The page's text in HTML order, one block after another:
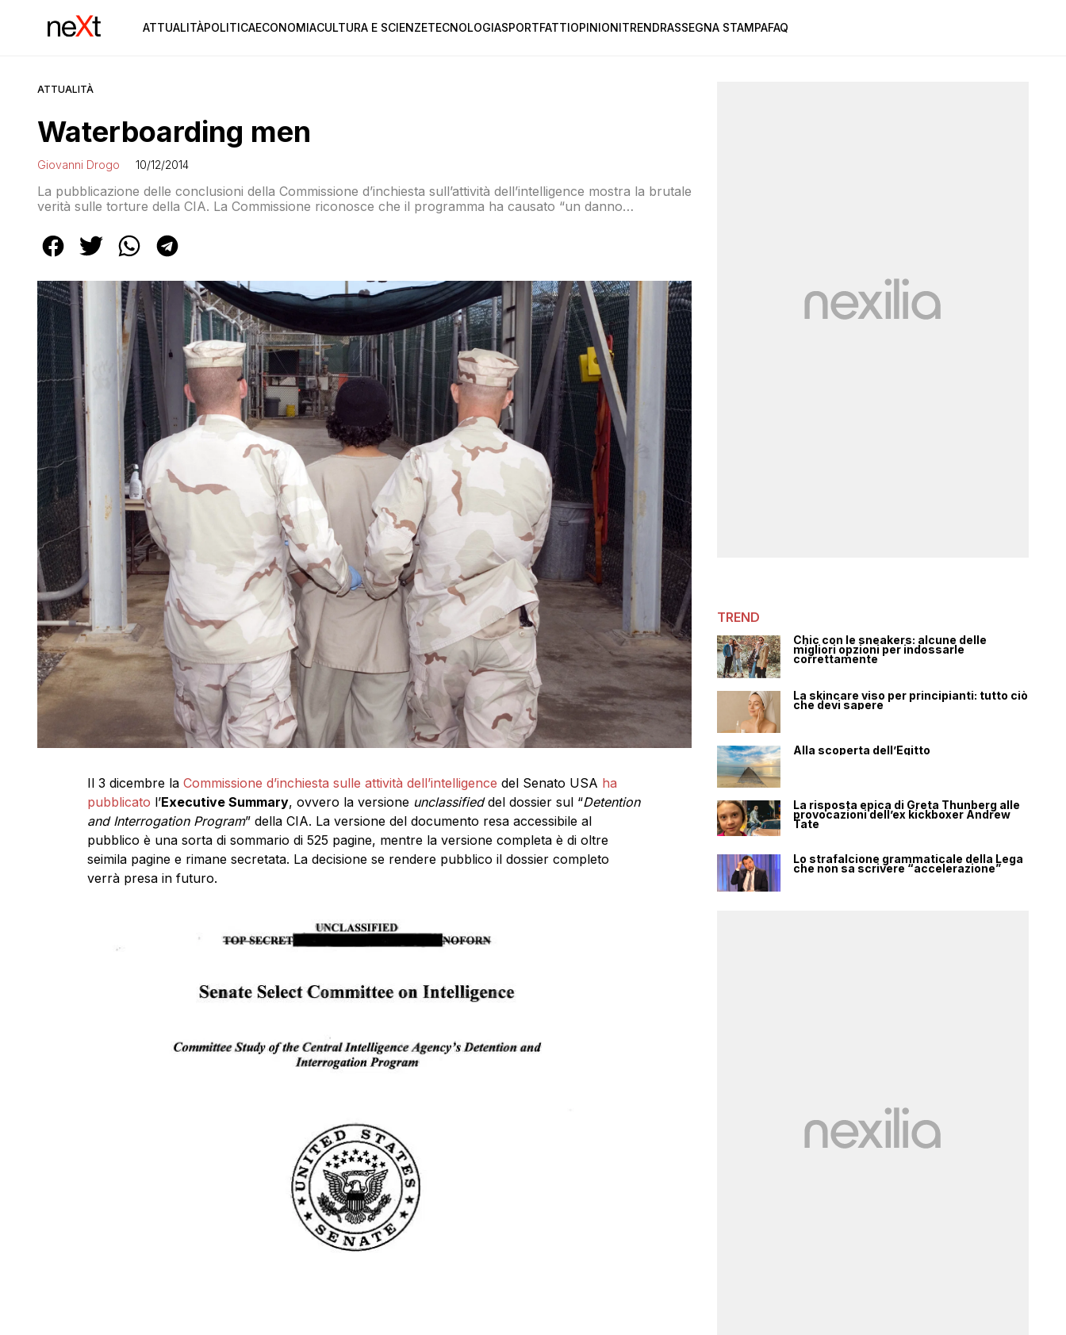
ATTUALITÀPOLITICAECONOMIACULTURA E SCIENZETECNOLOGIASPORTFATTIOPINIONITRENDRASSEGNA STAMPAFAQ
ATTUALITÀ
Waterboarding men
Giovanni Drogo 10/12/2014
La pubblicazione delle conclusioni della Commissione d’inchiesta sull’attività dell’intelligence mostra la brutale
verità sulle torture della CIA. La Commissione riconosce che il programma ha causato “un danno
Il 3 dicembre la Commissione d’inchiesta sulle attività dell’intelligence del Senato USA ha
pubblicato l’Executive Summary, ovvero la versione unclassifieddel dossier sul “Detention
and Interrogation Program” della CIA. La versione del documento resa accessibile al
pubblico è una sorta di sommario di 525 pagine, mentre la versione completa è di oltre
seimila pagine e rimane secretata. La decisione se rendere pubblico il dossier completo
verrà presa in futuro.
TREND
Chic con le sneakers: alcune delle
migliori opzioni per indossarle
correttamente
La skincare viso per principianti: tutto ciò
che devi sapere
Alla scoperta dell’Egitto
La risposta epica di Greta Thunberg alle
provocazioni dell’ex kickboxer Andrew
Tate
Lo strafalcione grammaticale della Lega
che non sa scrivere “accelerazione”